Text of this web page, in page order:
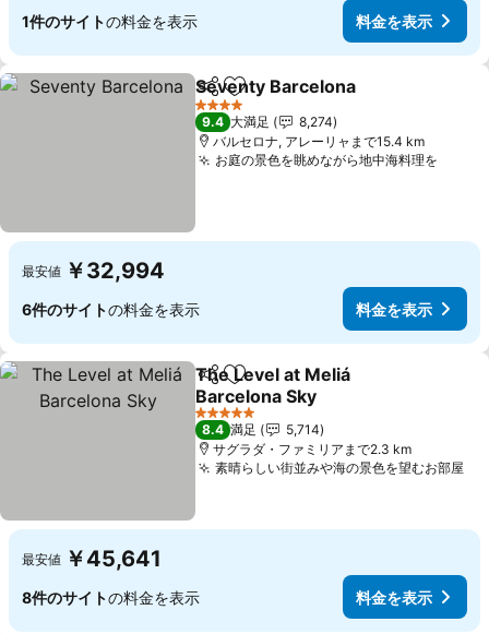
1件のサイトの料金を表示 料金を表示
シェアお気に入りに追加
Seventy Barcelona
4 ホテルのランク
9.4 大満足
8,274
バルセロナ, アレーリャまで15.4 km
お庭の景色を眺めながら地中海料理を
最安値 ￥32,994
6件のサイトの料金を表示 料金を表示
シェアお気に入りに追加
The Level at Meliá
Barcelona Sky
料金を表示
5 ホテルのランク
8.4 満足
5,714
サグラダ・ファミリアまで2.3 km
素晴らしい街並みや海の景色を望むお部屋料
最安値 ￥45,641
8件のサイトの料金を表示 料金を表示